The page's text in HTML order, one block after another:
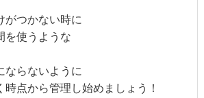
がつかない時に
を使うような
ならないように
点から管理し始めましょう！